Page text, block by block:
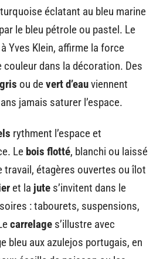
éclatant au bleu marine
le bleu pétrole ou pastel. Le
Yves Klein, affirme la force
dans la décoration. Des
gris ou devert d’eauviennent
jamais saturer l’espace.
rythment l’espace et
Le bois flotté, blanchi ou laissé
travail, étagères ouvertes ou îlot
et la jute s’invitent dans le
: tabourets, suspensions,
carrelage s’illustre avec
bleu aux azulejos portugais, en